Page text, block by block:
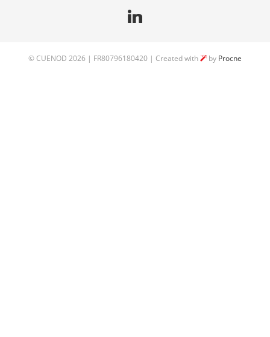
©CUENOD 2026 | FR80796180420 | Created with by Procne